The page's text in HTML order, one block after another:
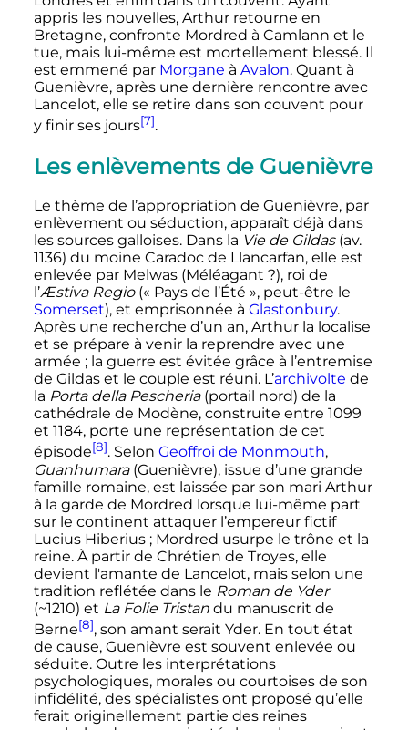
appris les nouvelles, Arthur retourne en
Bretagne, confronte Mordred à Camlann et le
tue, mais lui-même est mortellement blessé. Il
est emmené par Morgane à Avalon. Quant à
Guenièvre, après une dernière rencontre avec
Lancelot, elle se retire dans son couvent pour
y finir ses jours[7].
Les enlèvements de Guenièvre
Le thème de l’appropriation de Guenièvre, par
enlèvement ou séduction, apparaît déjà dans
les sources galloises. Dans la Vie de Gildas(av.
1136) du moine Caradoc de Llancarfan, elle est
enlevée par Melwas (Méléagant ?), roi de
l’Æstiva Regio(« Pays de l’Été », peut-être le
Somerset), et emprisonnée à Glastonbury.
Après une recherche d’un an, Arthur la localise
et se prépare à venir la reprendre avec une
armée ; la guerre est évitée grâce à l’entremise
de Gildas et le couple est réuni. L’archivolte de
la Porta della Pescheria(portail nord) de la
cathédrale de Modène, construite entre 1099
et 1184, porte une représentation de cet
épisode[8]. Selon Geoffroi de Monmouth,
Guanhumara(Guenièvre), issue d’une grande
famille romaine, est laissée par son mari Arthur
à la garde de Mordred lorsque lui-même part
sur le continent attaquer l’empereur fictif
Lucius Hiberius ; Mordred usurpe le trône et la
reine. À partir de Chrétien de Troyes, elle
devient l'amante de Lancelot, mais selon une
tradition reflétée dans le Roman de Yder
(~1210) et La Folie Tristandu manuscrit de
Berne[8], son amant serait Yder. En tout état
de cause, Guenièvre est souvent enlevée ou
séduite. Outre les interprétations
psychologiques, morales ou courtoises de son
infidélité, des spécialistes ont proposé qu’elle
ferait originellement partie des reines